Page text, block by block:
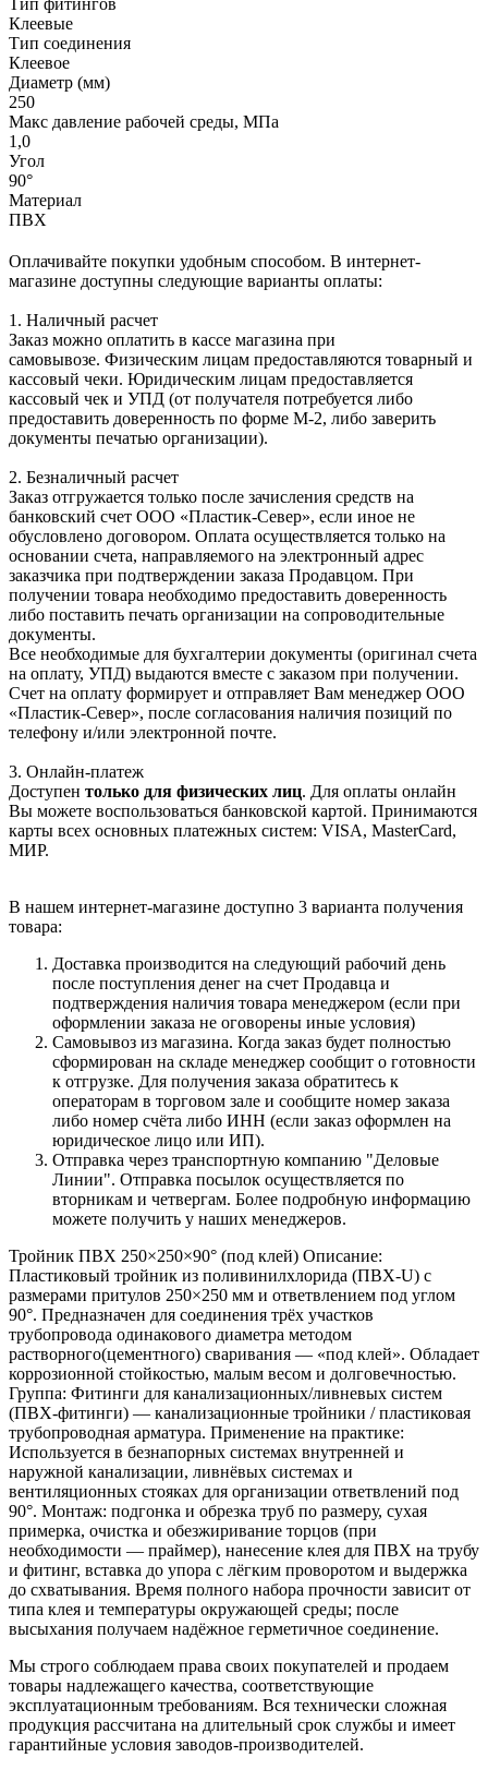
Клеевые
Тип соединения
Клеевое
Диаметр (мм)
250
Макс давление рабочей среды, МПа
1,0
Угол
90°
Материал
ПВХ
Оплачивайте покупки удобным способом. В интернет-
магазине доступны следующие варианты оплаты:
1. Наличный расчет
Заказ можно оплатить в кассе магазина при
самовывозе. Физическим лицам предоставляются товарный и
кассовый чеки. Юридическим лицам предоставляется
кассовый чек и УПД (от получателя потребуется либо
предоставить доверенность по форме М-2, либо заверить
документы печатью организации).
2. Безналичный расчет
Заказ отгружается только после зачисления средств на
банковский счет ООО «Пластик-Север», если иное не
обусловлено договором. Оплата осуществляется только на
основании счета, направляемого на электронный адрес
заказчика при подтверждении заказа Продавцом. При
получении товара необходимо предоставить доверенность
либо поставить печать организации на сопроводительные
документы.
Все необходимые для бухгалтерии документы (оригинал счета
на оплату, УПД) выдаются вместе с заказом при получении.
Счет на оплату формирует и отправляет Вам менеджер ООО
«Пластик-Север», после согласования наличия позиций по
телефону и/или электронной почте.
3. Онлайн-платеж
Доступен только для физических лиц. Для оплаты онлайн
Вы можете воспользоваться банковской картой. Принимаются
карты всех основных платежных систем: VISA, MasterCard,
МИР.
В нашем интернет-магазине доступно 3 варианта получения
товара:
Доставка производится на следующий рабочий день
после поступления денег на счет Продавца и
подтверждения наличия товара менеджером (если при
оформлении заказа не оговорены иные условия)
Самовывоз из магазина. Когда заказ будет полностью
сформирован на складе менеджер сообщит о готовности
к отгрузке. Для получения заказа обратитесь к
операторам в торговом зале и сообщите номер заказа
либо номер счёта либо ИНН (если заказ оформлен на
юридическое лицо или ИП).
Отправка через транспортную компанию "Деловые
Линии". Отправка посылок осуществляется по
вторникам и четвергам. Более подробную информацию
можете получить у наших менеджеров.
Тройник ПВХ 250×250×90° (под клей) Описание:
Пластиковый тройник из поливинилхлорида (ПВХ-U) с
размерами притулов 250×250 мм и ответвлением под углом
90°. Предназначен для соединения трёх участков
трубопровода одинакового диаметра методом
растворного(цементного) сваривания — «под клей». Обладает
коррозионной стойкостью, малым весом и долговечностью.
Группа: Фитинги для канализационных/ливневых систем
(ПВХ-фитинги) — канализационные тройники / пластиковая
трубопроводная арматура. Применение на практике:
Используется в безнапорных системах внутренней и
наружной канализации, ливнёвых системах и
вентиляционных стояках для организации ответвлений под
90°. Монтаж: подгонка и обрезка труб по размеру, сухая
примерка, очистка и обезжиривание торцов (при
необходимости — праймер), нанесение клея для ПВХ на трубу
и фитинг, вставка до упора с лёгким проворотом и выдержка
до схватывания. Время полного набора прочности зависит от
типа клея и температуры окружающей среды; после
высыхания получаем надёжное герметичное соединение.
Мы строго соблюдаем права своих покупателей и продаем
товары надлежащего качества, соответствующие
эксплуатационным требованиям. Вся технически сложная
продукция рассчитана на длительный срок службы и имеет
гарантийные условия заводов-производителей.